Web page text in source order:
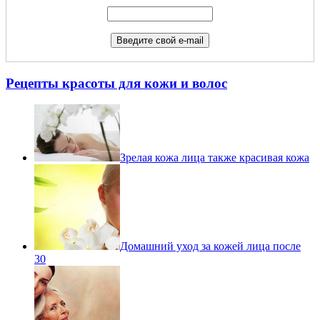
Рецепты красоты для кожи и волос
Зрелая кожа лица также красивая кожа
Домашний уход за кожей лица после
30